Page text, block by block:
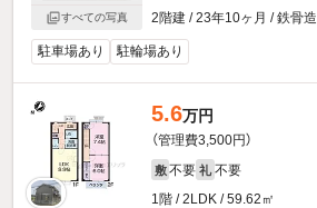
すべての写真
2階建 / 23年10ヶ月 / 鉄骨造
駐車場あり 駐輪場あり
5.6万円
（管理費3,500円）
敷 不要 礼 不要
1階 / 2LDK / 59.62㎡